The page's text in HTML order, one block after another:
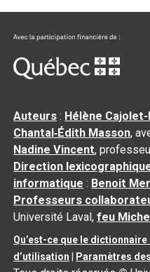
Auteurs : Hélène
Chantal‑Édith Masson,
Nadine Vincent,
Direction
informatique : Benoit
Professeurs
Université Laval,feu
Qu’est-ce que le dictionnaire
d’utilisation
Paramètres